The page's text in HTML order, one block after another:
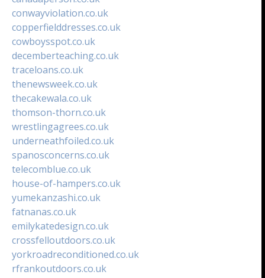
conwayviolation.co.uk
copperfielddresses.co.uk
cowboysspot.co.uk
decemberteaching.co.uk
traceloans.co.uk
thenewsweek.co.uk
thecakewala.co.uk
thomson-thorn.co.uk
wrestlingagrees.co.uk
underneathfoiled.co.uk
spanosconcerns.co.uk
telecomblue.co.uk
house-of-hampers.co.uk
yumekanzashi.co.uk
fatnanas.co.uk
emilykatedesign.co.uk
crossfelloutdoors.co.uk
yorkroadreconditioned.co.uk
rfrankoutdoors.co.uk